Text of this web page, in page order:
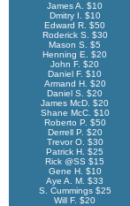
James A. $10
Dmitry I. $10
Edward R. $50
Roderick S. $30
Mason S. $5
Henning E. $20
John F. $20
Daniel F. $10
Armand H. $20
Daniel S. $20
James McD. $20
Shane McC. $10
Roberto P. $50
Derrell P. $20
Trevor O. $30
Patrick H. $25
Rick @SS $15
Gene H. $10
Aye A. M. $33
S. Cummings $25
Will F. $20